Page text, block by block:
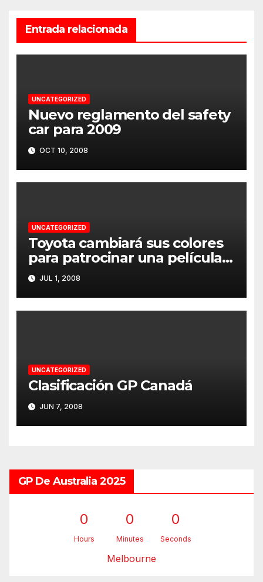
Entrada relacionada
UNCATEGORIZED
Nuevo reglamento del safety
car para 2009
OCT 10, 2008
UNCATEGORIZED
Toyota cambiará sus colores
para patrocinar una película
en Silverstone
JUL 1, 2008
UNCATEGORIZED
Clasificación GP Canadá
JUN 7, 2008
GP De Australia 2025
0
Hours
0
Minutes
0
Seconds
Melbourne